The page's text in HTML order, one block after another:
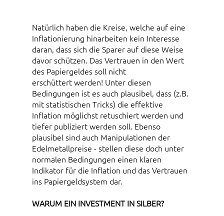
Natürlich haben die Kreise, welche auf eine
Inflationierung hinarbeiten kein Interesse
daran, dass sich die Sparer auf diese Weise
davor schützen. Das Vertrauen in den Wert
des Papiergeldes soll nicht
erschüttert werden! Unter diesen
Bedingungen ist es auch plausibel, dass (z.B.
mit statistischen Tricks) die effektive
Inflation möglichst retuschiert werden und
tiefer publiziert werden soll. Ebenso
plausibel sind auch Manipulationen der
Edelmetallpreise - stellen diese doch unter
normalen Bedingungen einen klaren
Indikator für die Inflation und das Vertrauen
ins Papiergeldsystem dar.
WARUM EIN INVESTMENT IN SILBER?